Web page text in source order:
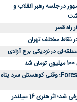
در جلسه رهبر انقلاب و
راه قصر
نقاط مختلف تهران
در نزدیکی برج آزادی
نقد و بررسی فیلم Forest high؛ وقتی کوهستان سرد پناه
اثر هنری 16 سیلندر